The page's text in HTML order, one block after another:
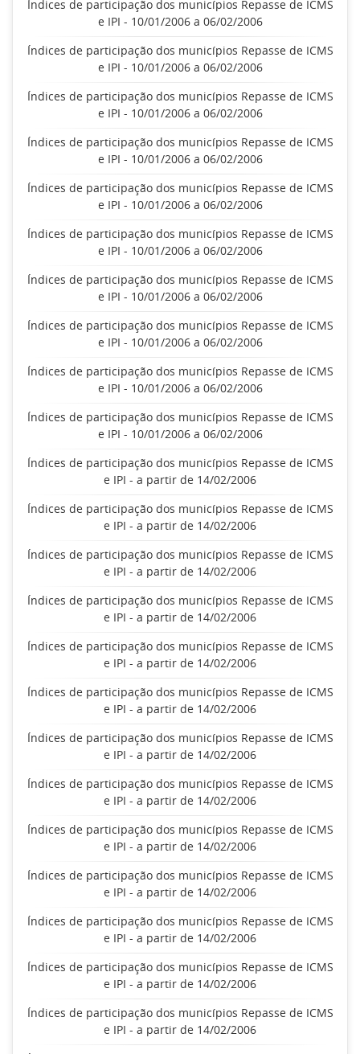
Índices de participação dos municípios Repasse de ICMS
e IPI - 10/01/2006 a 06/02/2006
Índices de participação dos municípios Repasse de ICMS
e IPI - 10/01/2006 a 06/02/2006
Índices de participação dos municípios Repasse de ICMS
e IPI - 10/01/2006 a 06/02/2006
Índices de participação dos municípios Repasse de ICMS
e IPI - 10/01/2006 a 06/02/2006
Índices de participação dos municípios Repasse de ICMS
e IPI - 10/01/2006 a 06/02/2006
Índices de participação dos municípios Repasse de ICMS
e IPI - 10/01/2006 a 06/02/2006
Índices de participação dos municípios Repasse de ICMS
e IPI - 10/01/2006 a 06/02/2006
Índices de participação dos municípios Repasse de ICMS
e IPI - 10/01/2006 a 06/02/2006
Índices de participação dos municípios Repasse de ICMS
e IPI - 10/01/2006 a 06/02/2006
Índices de participação dos municípios Repasse de ICMS
e IPI - 10/01/2006 a 06/02/2006
Índices de participação dos municípios Repasse de ICMS
e IPI - a partir de 14/02/2006
Índices de participação dos municípios Repasse de ICMS
e IPI - a partir de 14/02/2006
Índices de participação dos municípios Repasse de ICMS
e IPI - a partir de 14/02/2006
Índices de participação dos municípios Repasse de ICMS
e IPI - a partir de 14/02/2006
Índices de participação dos municípios Repasse de ICMS
e IPI - a partir de 14/02/2006
Índices de participação dos municípios Repasse de ICMS
e IPI - a partir de 14/02/2006
Índices de participação dos municípios Repasse de ICMS
e IPI - a partir de 14/02/2006
Índices de participação dos municípios Repasse de ICMS
e IPI - a partir de 14/02/2006
Índices de participação dos municípios Repasse de ICMS
e IPI - a partir de 14/02/2006
Índices de participação dos municípios Repasse de ICMS
e IPI - a partir de 14/02/2006
Índices de participação dos municípios Repasse de ICMS
e IPI - a partir de 14/02/2006
Índices de participação dos municípios Repasse de ICMS
e IPI - a partir de 14/02/2006
Índices de participação dos municípios Repasse de ICMS
e IPI - a partir de 14/02/2006